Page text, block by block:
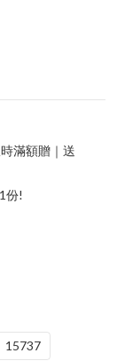
滿額贈｜送
份!
15737